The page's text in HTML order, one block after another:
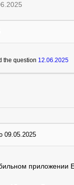
the question 12.06.2025
09.05.2025
приложении